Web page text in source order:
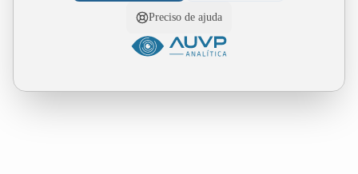
Preciso de ajuda